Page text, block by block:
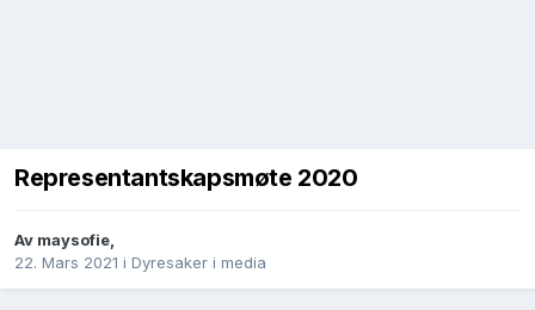
Representantskapsmøte 2020
Av maysofie,
22. Mars 2021 i Dyresaker i media